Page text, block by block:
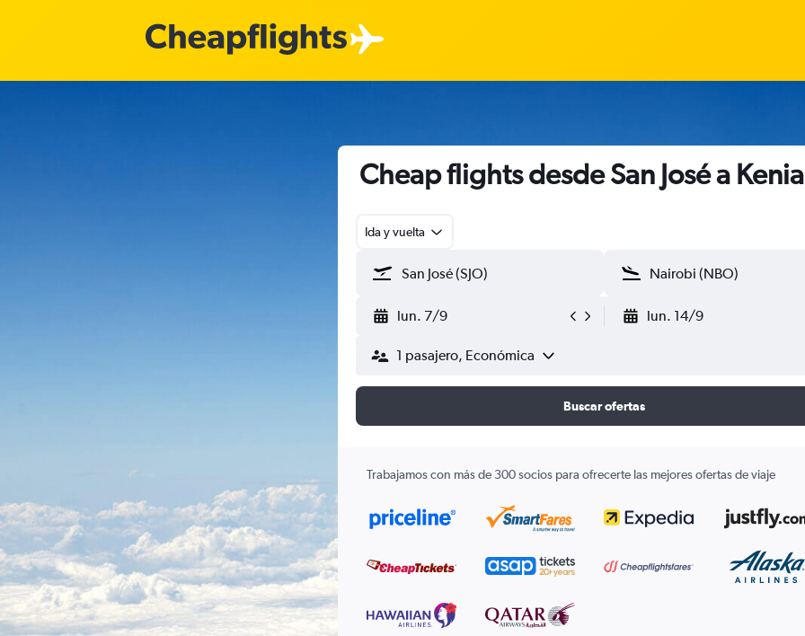
Cheap flights desde San José a Kenia
Ida y vuelta
lun. 7/9 lun. 14/9
1 pasajero, Económica
Buscar ofertas
Trabajamos con más de 300 socios para ofrecerte las mejores ofertas de viaje